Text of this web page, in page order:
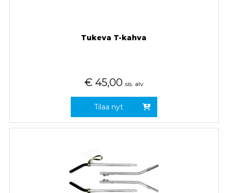
Tukeva T-kahva
€ 45,00 sis. alv
Tilaa nyt